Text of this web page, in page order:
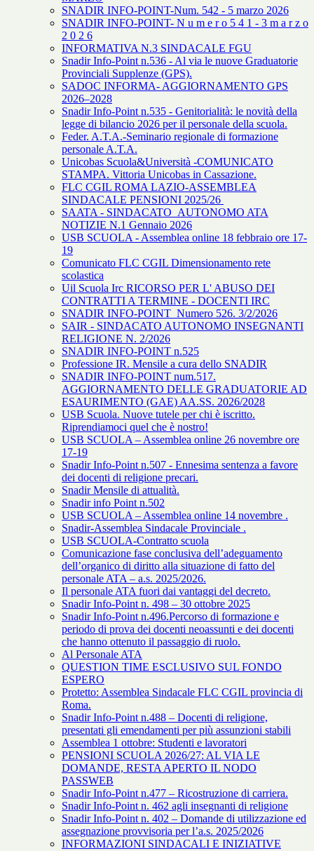
SNADIR INFO-POINT-Num. 542 - 5 marzo 2026
SNADIR INFO-POINT- N u m e r o 5 4 1 - 3 m a r z o
2 0 2 6
INFORMATIVA N.3 SINDACALE FGU
Snadir Info-Point n.536 - Al via le nuove Graduatorie
Provinciali Supplenze (GPS).
SADOC INFORMA- AGGIORNAMENTO GPS
2026–2028
Snadir Info-Point n.535 - Genitorialità: le novità della
legge di bilancio 2026 per il personale della scuola.
Feder. A.T.A.-Seminario regionale di formazione
personale A.T.A.
Unicobas Scuola&Università -COMUNICATO
STAMPA. Vittoria Unicobas in Cassazione.
FLC CGIL ROMA LAZIO-ASSEMBLEA
SINDACALE PENSIONI 2025/26
SAATA - SINDACATO AUTONOMO ATA
NOTIZIE N.1 Gennaio 2026
USB SCUOLA - Assemblea online 18 febbraio ore 17-
19
Comunicato FLC CGIL Dimensionamento rete
scolastica
Uil Scuola Irc RICORSO PER L' ABUSO DEI
CONTRATTI A TERMINE - DOCENTI IRC
SNADIR INFO-POINT Numero 526. 3/2/2026
SAIR - SINDACATO AUTONOMO INSEGNANTI
RELIGIONE N. 2/2026
SNADIR INFO-POINT n.525
Professione IR. Mensile a cura dello SNADIR
SNADIR INFO-POINT num.517.
AGGIORNAMENTO DELLE GRADUATORIE AD
ESAURIMENTO (GAE) AA.SS. 2026/2028
USB Scuola. Nuove tutele per chi è iscritto.
Riprendiamoci quel che è nostro!
USB SCUOLA – Assemblea online 26 novembre ore
17-19
Snadir Info-Point n.507 - Ennesima sentenza a favore
dei docenti di religione precari.
Snadir Mensile di attualità.
Snadir info Point n.502
USB SCUOLA – Assemblea online 14 novembre .
Snadir-Assemblea Sindacale Provinciale .
USB SCUOLA-Contratto scuola
Comunicazione fase conclusiva dell’adeguamento
dell’organico di diritto alla situazione di fatto del
personale ATA – a.s. 2025/2026.
Il personale ATA fuori dai vantaggi del decreto.
Snadir Info-Point n. 498 – 30 ottobre 2025
Snadir Info-Point n.496.Percorso di formazione e
periodo di prova dei docenti neoassunti e dei docenti
che hanno ottenuto il passaggio di ruolo.
Al Personale ATA
QUESTION TIME ESCLUSIVO SUL FONDO
ESPERO
Protetto: Assemblea Sindacale FLC CGIL provincia di
Roma.
Snadir Info-Point n.488 – Docenti di religione,
presentati gli emendamenti per più assunzioni stabili
Assemblea 1 ottobre: Studenti e lavoratori
PENSIONI SCUOLA 2026/27: AL VIA LE
DOMANDE, RESTA APERTO IL NODO
PASSWEB
Snadir Info-Point n.477 – Ricostruzione di carriera.
Snadir Info-Point n. 462 agli insegnanti di religione
Snadir Info-Point n. 402 – Domande di utilizzazione ed
assegnazione provvisoria per l’a.s. 2025/2026
INFORMAZIONI SINDACALI E INIZIATIVE